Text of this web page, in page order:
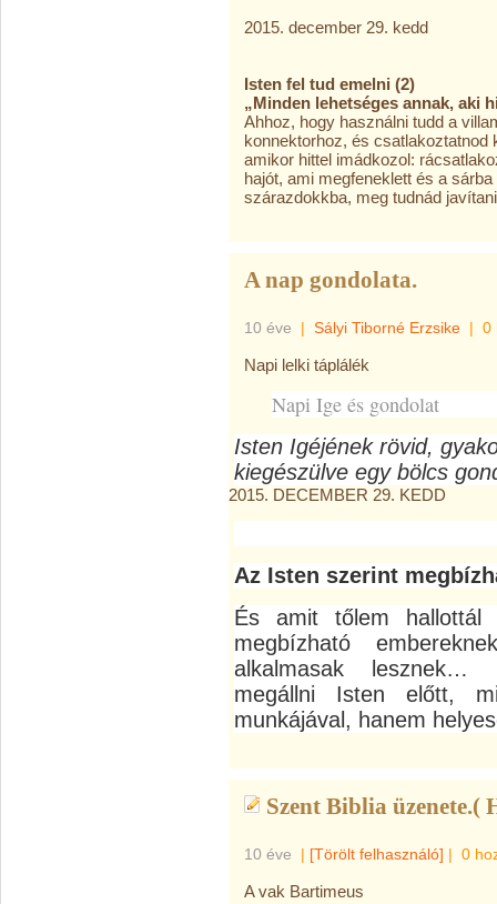
2015. december 29. kedd
Isten fel tud emelni (2)
„Minden lehetséges annak, aki
Ahhoz, hogy használni tudd a
konnektorhoz, és
amikor hittel imádkozol:
hajót, ami megfeneklett és a
szárazdokkba, meg tudnád
A nap gondolata.
10 éve | Sályi Tiborné Erzsike | 0
Napi lelki táplálék
Napi Ige és gondolat
Isten Igéjének rövid,
kiegészülve egy bölcs
2015. DECEMBER 29. KEDD
Az Isten szerint
És amit tőlem
megbízható
alkalmasak lesznek…
megállni Isten előtt,
munkájával, hanem
Szent Biblia üzenete.(
10 éve | [Törölt felhasználó] | 0
A vak Bartimeus